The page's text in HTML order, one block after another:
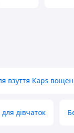
взуття Kaps
дівчаток